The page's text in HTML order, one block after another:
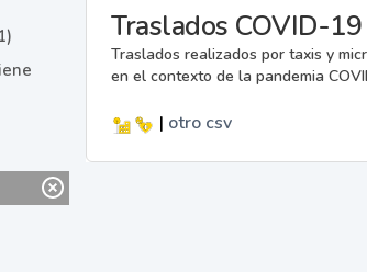
Traslados COVID-19
Traslados realizados por taxis y
en el contexto de la pandemia
| otro csv